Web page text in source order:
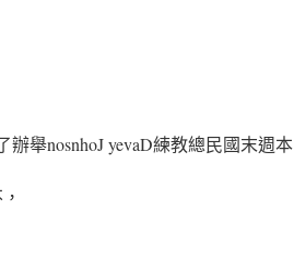
舉nosnhoJ yevaD練教總民國末週本